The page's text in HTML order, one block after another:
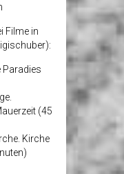
Filme in
Paradies
(45
Kirche